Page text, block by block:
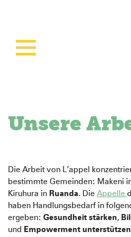
Was wir tun
Wie wir arbeiten
Woman Empowerment
Sichere Geburtshilfe
Ruanda Nursery School
Pediatric Emergency Fund
Über uns
Unser Team
Mitmachen
Transparenz
Spenden
Unsere
Die Arbeit von L’appel
bestimmte Gemeinden: Makeni
Kiruhura in Ruanda. Die Appelle
haben Handlungsbedarf in
ergeben: Gesundheit stärken,
und
Empowerment unterstützen